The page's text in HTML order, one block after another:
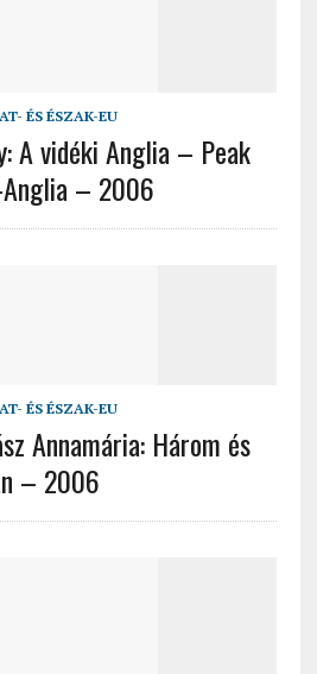
ÉS ÉSZAK-EU
A vidéki Anglia – Peak
– 2006
ÉS ÉSZAK-EU
Annamária: Három és
– 2006